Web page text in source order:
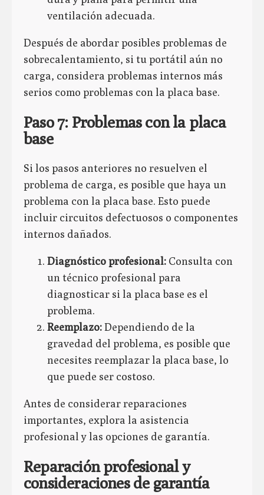
ventilación adecuada.
Después de abordar posibles problemas de
sobrecalentamiento, si tu portátil aún no
carga, considera problemas internos más
serios como problemas con la placa base.
Paso 7: Problemas con la placa
base
Si los pasos anteriores no resuelven el
problema de carga, es posible que haya un
problema con la placa base. Esto puede
incluir circuitos defectuosos o componentes
internos dañados.
Diagnóstico profesional: Consulta con
un técnico profesional para
diagnosticar si la placa base es el
problema.
Reemplazo:Dependiendo de la
gravedad del problema, es posible que
necesites reemplazar la placa base, lo
que puede ser costoso.
Antes de considerar reparaciones
importantes, explora la asistencia
profesional y las opciones de garantía.
Reparación profesional y
consideraciones de garantía